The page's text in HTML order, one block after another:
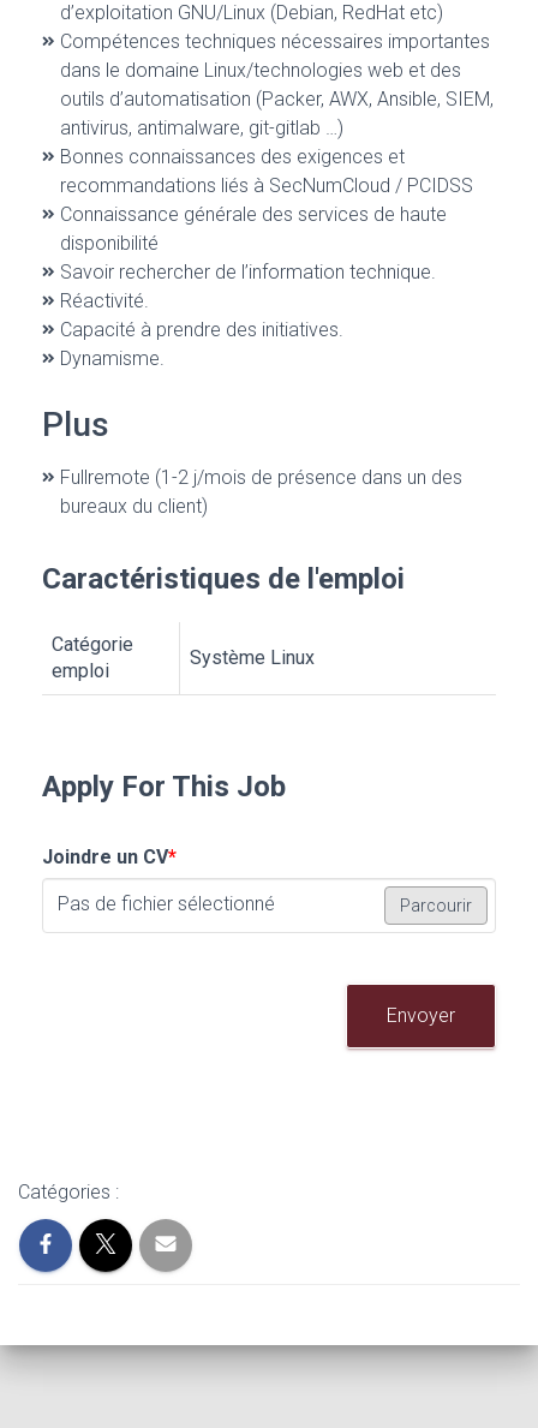
d’exploitation GNU/Linux (Debian, RedHat etc)
Compétences techniques nécessaires importantes
dans le domaine Linux/technologies web et des
outils d’automatisation (Packer, AWX, Ansible, SIEM,
antivirus, antimalware, git-gitlab …)
Bonnes connaissances des exigences et
recommandations liés à SecNumCloud / PCIDSS
Connaissance générale des services de haute
disponibilité
Savoir rechercher de l’information technique.
Réactivité.
Capacité à prendre des initiatives.
Dynamisme.
Plus
Fullremote (1-2 j/mois de présence dans un des
bureaux du client)
Caractéristiques de l'emploi
Catégorie
emploi
Système Linux
Apply For This Job
Joindre un CV*
Pas de fichier sélectionné Parcourir
Envoyer
Catégories :